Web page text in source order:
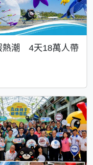
熱潮 4天18萬人帶